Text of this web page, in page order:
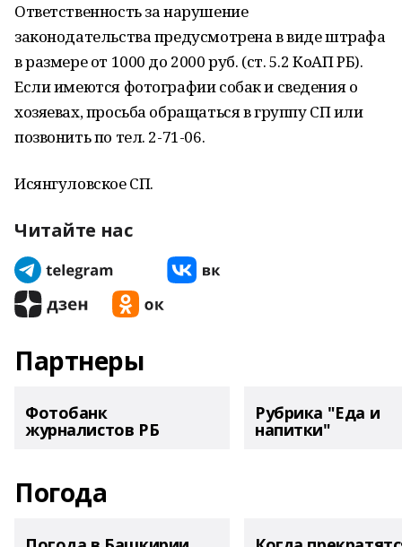
Ответственность за нарушение
законодательства предусмотрена в виде штрафа
в размере от 1000 до 2000 руб. (ст. 5.2 КоАП РБ).
Если имеются фотографии собак и сведения о
хозяевах, просьба обращаться в группу СП или
позвонить по тел. 2-71-06.
Исянгуловское СП.
Читайте нас
Партнеры
Фотобанк
журналистов РБ
Рубрика "Еда и
напитки"
Погода